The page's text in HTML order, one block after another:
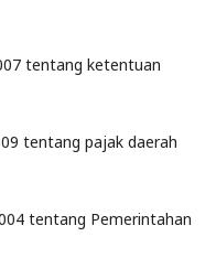
tentang ketentuan
tentang pajak daerah
tentang Pemerintahan